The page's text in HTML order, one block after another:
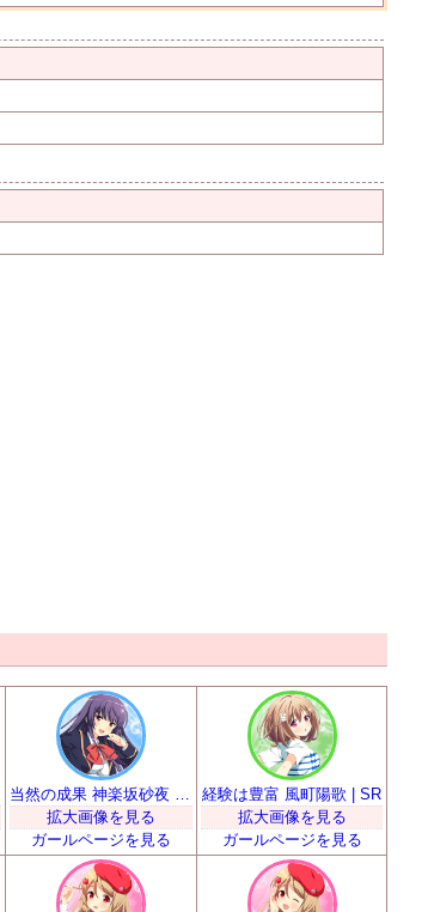
当然の成果 神楽坂砂夜 | SR
拡大画像を見る
ガールページを見る
経験は豊富 風町陽歌 | SR
拡大画像を見る
ガールページを見る